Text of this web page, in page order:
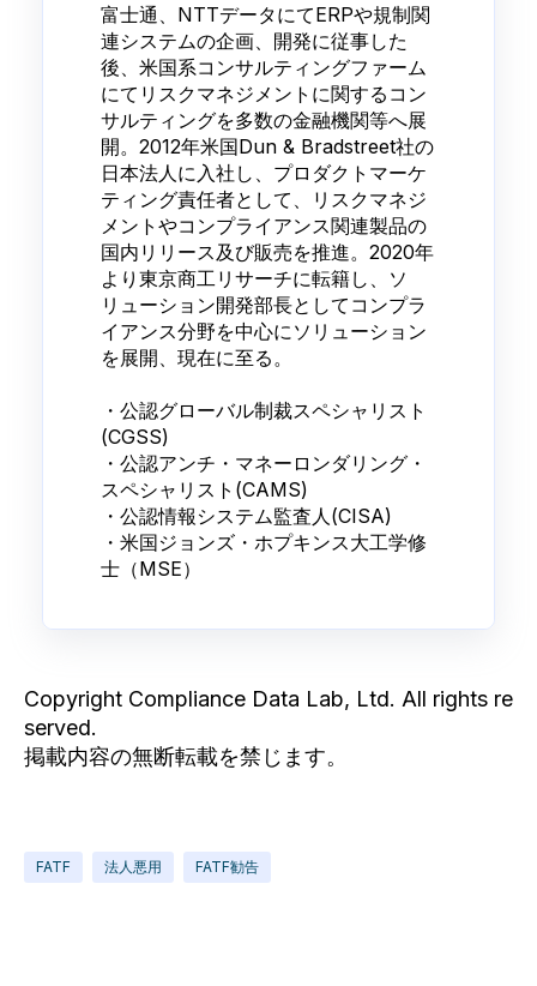
富士通、NTTデータにてERPや規制関
連システムの企画、開発に従事した
後、米国系コンサルティングファーム
にてリスクマネジメントに関するコン
サルティングを多数の金融機関等へ展
開。2012年米国Dun & Bradstreet社の
日本法人に入社し、プロダクトマーケ
ティング責任者として、リスクマネジ
メントやコンプライアンス関連製品の
国内リリース及び販売を推進。2020年
より東京商工リサーチに転籍し、ソ
リューション開発部長としてコンプラ
イアンス分野を中心にソリューション
を展開、現在に至る。
・公認グローバル制裁スペシャリスト
(CGSS)
・公認アンチ・マネーロンダリング・
スペシャリスト(CAMS)
・公認情報システム監査人(CISA)
・米国ジョンズ・ホプキンス大工学修
士（MSE）
Copyright Compliance Data Lab, Ltd. All rights re
served.
掲載内容の無断転載を禁じます。
FATF 法人悪用 FATF勧告